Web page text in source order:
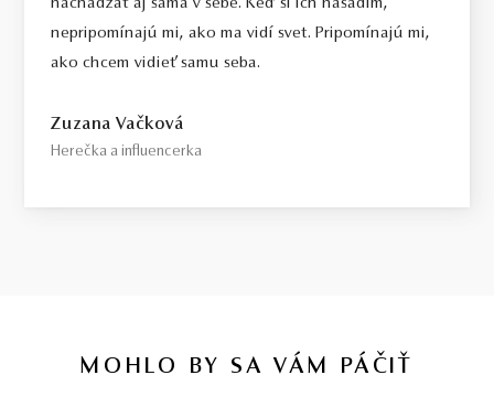
šperkoch môže od uvedenej hmotnosti líšiť o 20%.
nachádzať aj sama v sebe. Keď si ich nasadím,
nepripomínajú mi, ako ma vidí svet. Pripomínajú mi,
ako chcem vidieť samu seba.
Zuzana Vačková
Herečka a influencerka
MOHLO BY SA VÁM PÁČIŤ